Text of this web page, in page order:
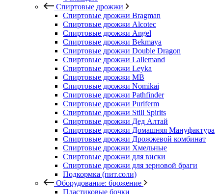
Спиртовые дрожжи
Спиртовые дрожжи Bragman
Спиртовые дрожжи Alcotec
Спиртовые дрожжи Angel
Спиртовые дрожжи Bekmaya
Спиртовые дрожжи Double Dragon
Спиртовые дрожжи Lallemand
Спиртовые дрожжи Leyka
Спиртовые дрожжи MB
Спиртовые дрожжи Nomikai
Спиртовые дрожжи Pathfinder
Спиртовые дрожжи Puriferm
Спиртовые дрожжи Still Spirits
Спиртовые дрожжи Дед Алтай
Спиртовые дрожжи Домашняя Мануфактура
Спиртовые дрожжи Дрожжевой комбинат
Спиртовые дрожжи Хмельные
Спиртовые дрожжи для виски
Спиртовые дрожжи для зерновой браги
Подкормка (пит.соли)
Оборудование: брожение
Пластиковые бочки